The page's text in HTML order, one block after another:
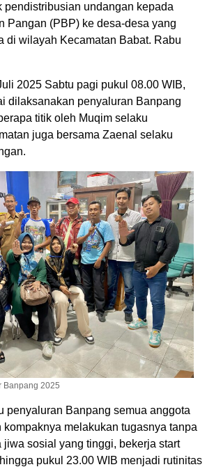
pendistribusian undangan kepada
Pangan (PBP) ke desa-desa yang
di wilayah Kecamatan Babat. Rabu
2025 Sabtu pagi pukul 08.00 WIB,
dilaksanakan penyaluran Banpang
titik oleh Muqim selaku
juga bersama Zaenal selaku
Banpang 2025
penyaluran Banpang semua anggota
melakukan tugasnya tanpa
jiwa sosial yang tinggi, bekerja start
pukul 23.00 WIB menjadi rutinitas